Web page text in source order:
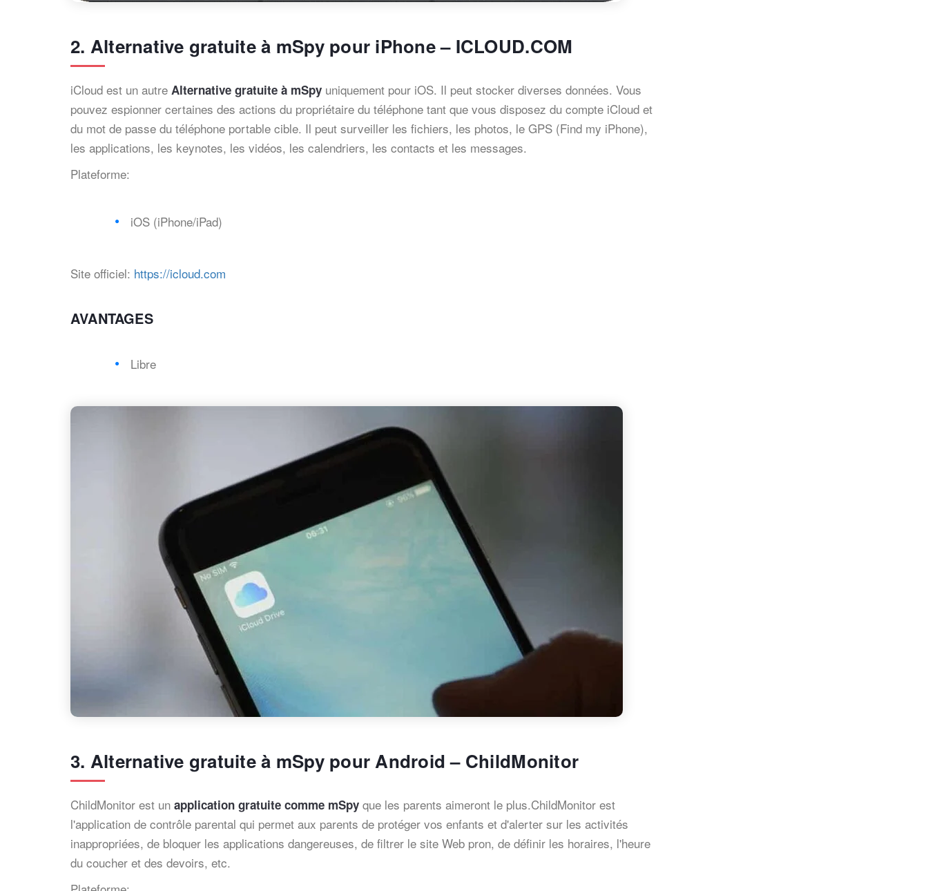
2. Alternative gratuite à mSpy pour iPhone – ICLOUD.COM
iCloud est un autre Alternative gratuite à mSpy uniquement pour iOS. Il peut stocker diverses données. Vous
pouvez espionner certaines des actions du propriétaire du téléphone tant que vous disposez du compte iCloud et
du mot de passe du téléphone portable cible. Il peut surveiller les fichiers, les photos, le GPS (Find my iPhone),
les applications, les keynotes, les vidéos, les calendriers, les contacts et les messages.
Plateforme:
iOS (iPhone/iPad)
Site officiel: https://icloud.com
AVANTAGES
Libre
3. Alternative gratuite à mSpy pour Android – ChildMonitor
ChildMonitor est un application gratuite comme mSpy que les parents aimeront le plus.ChildMonitor est
l'application de contrôle parental qui permet aux parents de protéger vos enfants et d'alerter sur les activités
inappropriées, de bloquer les applications dangereuses, de filtrer le site Web pron, de définir les horaires, l'heure
du coucher et des devoirs, etc.